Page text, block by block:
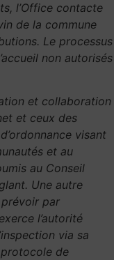
l’Office contacte
de la commune
Le processus
non autorisés
et collaboration
et ceux des
visant
et au
au Conseil
Une autre
prévoir par
l’autorité
via sa
de